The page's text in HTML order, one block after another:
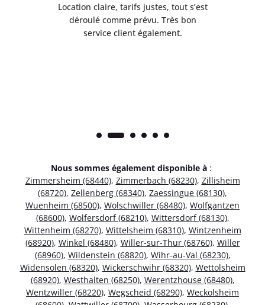
Location claire, tarifs justes, tout s’est
déroulé comme prévu. Très bon
service client également.
Nous sommes également disponible à :
Zimmersheim (68440), Zimmerbach (68230), Zillisheim
(68720), Zellenberg (68340), Zaessingue (68130),
Wuenheim (68500), Wolschwiller (68480), Wolfgantzen
(68600), Wolfersdorf (68210), Wittersdorf (68130),
Wittenheim (68270), Wittelsheim (68310), Wintzenheim
(68920), Winkel (68480), Willer-sur-Thur (68760), Willer
(68960), Wildenstein (68820), Wihr-au-Val (68230),
Widensolen (68320), Wickerschwihr (68320), Wettolsheim
(68920), Westhalten (68250), Werentzhouse (68480),
Wentzwiller (68220), Wegscheid (68290), Weckolsheim